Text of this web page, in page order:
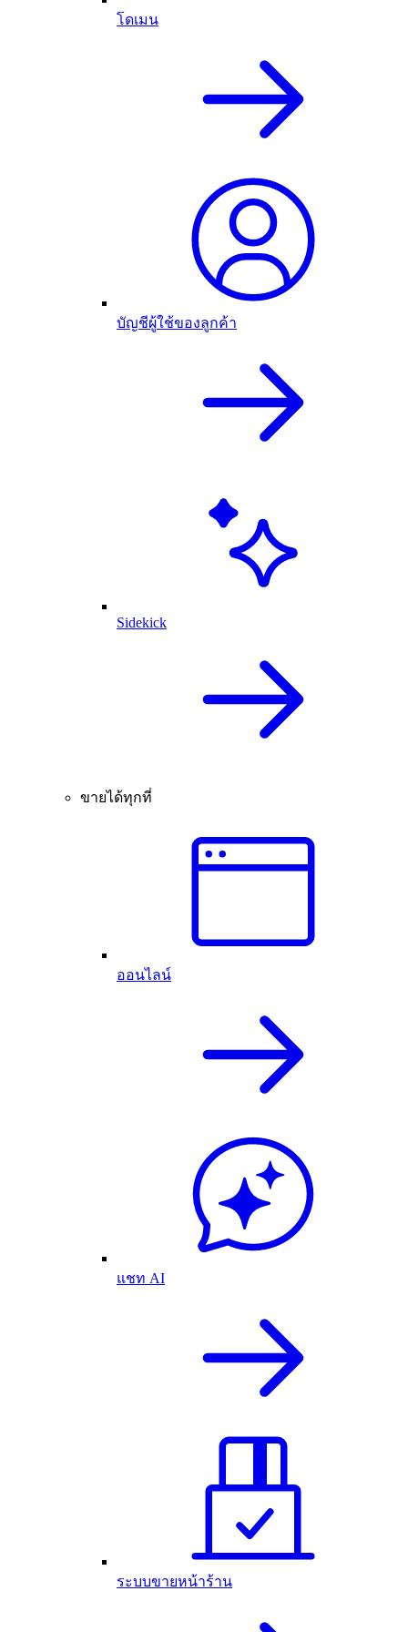
โดเมน
บัญชีผู้ใช้ของลูกค้า
Sidekick
ขายได้ทุกที่
ออนไลน์
แชท AI
ระบบขายหน้าร้าน